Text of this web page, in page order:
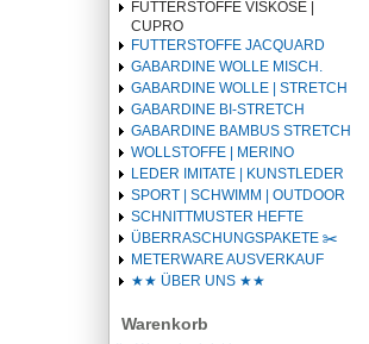
FUTTERSTOFFE VISKOSE |
CUPRO
FUTTERSTOFFE JACQUARD
GABARDINE WOLLE MISCH.
GABARDINE WOLLE | STRETCH
GABARDINE BI-STRETCH
GABARDINE BAMBUS STRETCH
WOLLSTOFFE | MERINO
LEDER IMITATE | KUNSTLEDER
SPORT | SCHWIMM | OUTDOOR
SCHNITTMUSTER HEFTE
ÜBERRASCHUNGSPAKETE ✂️️
METERWARE AUSVERKAUF
★★ ÜBER UNS ★★
Warenkorb